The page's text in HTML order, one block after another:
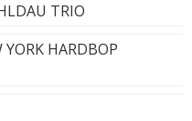
TRIO
HARDBOP